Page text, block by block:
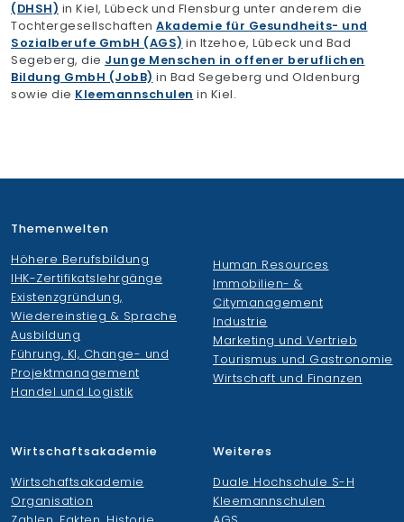
(DHSH) in Kiel, Lübeck und Flensburg unter anderem die
Tochtergesellschaften Akademie für Gesundheits- und
Sozialberufe GmbH (AGS) in Itzehoe, Lübeck und Bad
Segeberg, die Junge Menschen in offener beruflichen
Bildung GmbH (JobB) in Bad Segeberg und Oldenburg
sowie die Kleemannschulen in Kiel.
Themenwelten
Höhere Berufsbildung
IHK-Zertifikatslehrgänge
Existenzgründung,
Wiedereinstieg & Sprache
Ausbildung
Führung, KI, Change- und
Projektmanagement
Handel und Logistik
Human Resources
Immobilien- &
Citymanagement
Industrie
Marketing und Vertrieb
Tourismus und Gastronomie
Wirtschaft und Finanzen
Wirtschaftsakademie
Wirtschaftsakademie
Organisation
Weiteres
Duale Hochschule S-H
Kleemannschulen